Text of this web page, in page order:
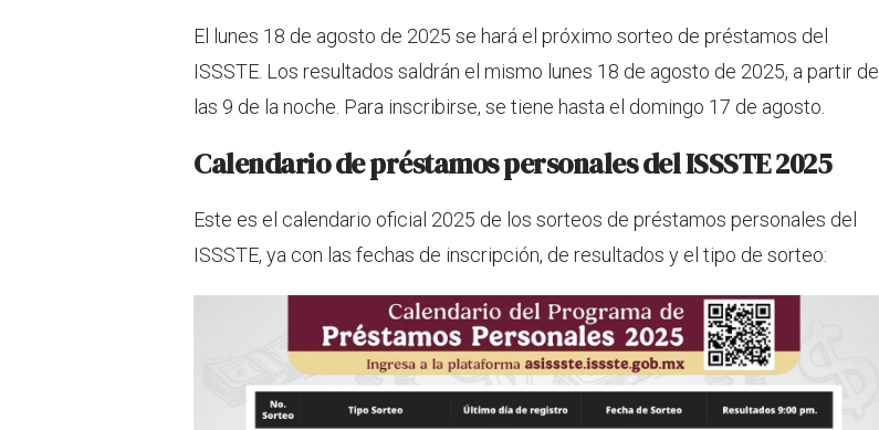
El lunes 18 de agosto de 2025 se hará el próximo sorteo de préstamos del
ISSSTE. Los resultados saldrán el mismo lunes 18 de agosto de 2025, a partir de
las 9 de la noche. Para inscribirse, se tiene hasta el domingo 17 de agosto.
Calendario de préstamos personales del ISSSTE 2025
Este es el calendario oficial 2025 de los sorteos de préstamos personales del
ISSSTE, ya con las fechas de inscripción, de resultados y el tipo de sorteo: